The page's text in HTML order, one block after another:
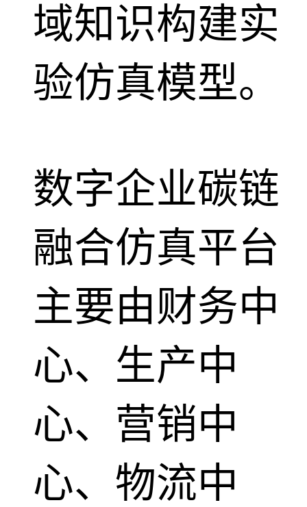
域知识构建实
验仿真模型。
数字企业碳链
融合仿真平台
主要由财务中
心、生产中
心、营销中
心、物流中